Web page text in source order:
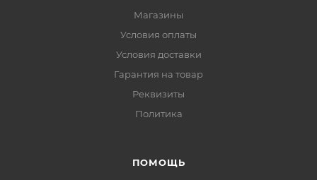
Магазины
Условия оплаты
Условия доставки
Гарантия на товар
Реквизиты
Политика
ПОМОЩЬ